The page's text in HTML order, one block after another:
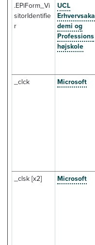
.EPiForm_Vi
sitorIdentifie
r
UCL
Erhvervsaka
demi og
Professions
højskole
_clck Microsoft
_clsk [x2] Microsoft